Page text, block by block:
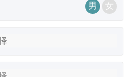
男 女